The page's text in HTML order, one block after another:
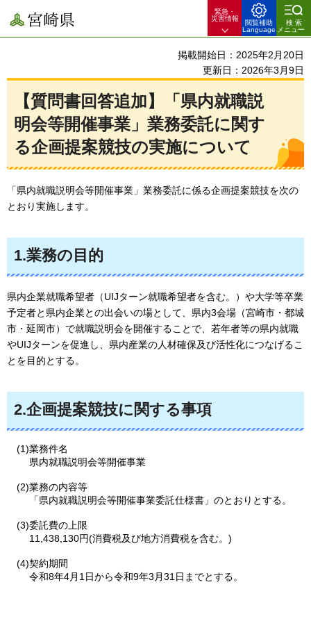
宮崎県
緊急・
災害情報
閲覧補助
Language
検索
メニュー
掲載開始日：2025年2月20日
更新日：2026年3月9日
【質問書回答追加】「県内就職説
明会等開催事業」業務委託に関す
る企画提案競技の実施について
「県内就職説明会等開催事業」業務委託に係る企画提案競技を次の
とおり実施します。
1.業務の目的
県内企業就職希望者（UIJターン就職希望者を含む。）や大学等卒業
予定者と県内企業との出会いの場として、県内3会場（宮崎市・都城
市・延岡市）で就職説明会を開催することで、若年者等の県内就職
やUIJターンを促進し、県内産業の人材確保及び活性化につなげるこ
とを目的とする。
2.企画提案競技に関する事項
(1)業務件名
県内就職説明会等開催事業
(2)業務の内容等
「県内就職説明会等開催事業委託仕様書」のとおりとする。
(3)委託費の上限
11,438,130円(消費税及び地方消費税を含む。)
(4)契約期間
令和8年4月1日から令和9年3月31日までとする。